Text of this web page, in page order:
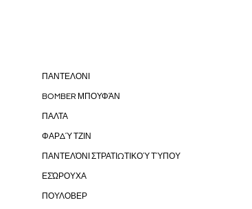
ΠΑΝΤΕΛΟΝΙ
BOMBER ΜΠΟΥΦΆΝ
ΠΑΛΤΑ
ΦΑΡΔΎ ΤΖΙΝ
ΠΑΝΤΕΛΌΝΙ ΣΤΡΑΤΙΩΤΙΚΟΎ ΤΎΠΟΥ
ΕΣΏΡΟΥΧΑ
ΠΟΥΛΟΒΕΡ